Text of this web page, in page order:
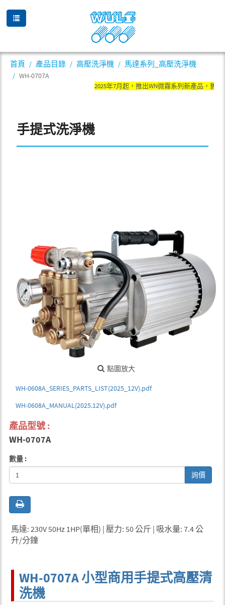
首頁 產品目錄 高壓洗淨機 馬達系列_高壓洗淨機
WH-0707A
2025年7月起，推出WN微霧系列新產品，舊產
手提式洗淨機
點圖放大
WH-0608A_SERIES_PARTS_LIST(2025_12V).pdf
WH-0608A_MANUAL(2025.12V).pdf
產品型號 :
WH-0707A
數量 :
詢價
馬達: 230V 50Hz 1HP(單相) | 壓力: 50 公斤 | 吸水量: 7.4 公
升/分鐘
WH-0707A 小型商用手提式高壓清
洗機